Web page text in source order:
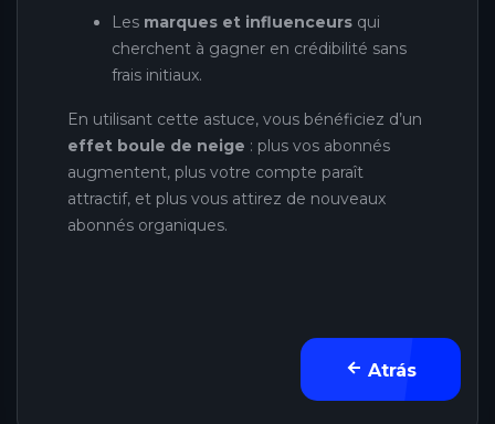
Les marques et influenceurs qui
cherchent à gagner en crédibilité sans
frais initiaux.
En utilisant cette astuce, vous bénéficiez d’un
effet boule de neige : plus vos abonnés
augmentent, plus votre compte paraît
attractif, et plus vous attirez de nouveaux
abonnés organiques.
Atrás